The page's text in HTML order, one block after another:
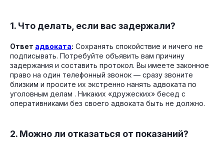
1. Что делать, если вас задержали?
Ответ адвоката: Сохранять спокойствие и ничего не
подписывать. Потребуйте объявить вам причину
задержания и составить протокол. Вы имеете законное
право на один телефонный звонок — сразу звоните
близким и просите их экстренно нанять адвоката по
уголовным делам . Никаких «дружеских» бесед с
оперативниками без своего адвоката быть не должно.
2. Можно ли отказаться от показаний?